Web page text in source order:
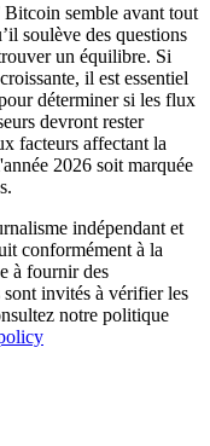
semble avant tout
soulève des questions
un équilibre. Si
il est essentiel
déterminer si les flux
devront rester
facteurs affectant la
2026 soit marquée
indépendant et
conformément à la
à fournir des
invités à vérifier les
notre politique